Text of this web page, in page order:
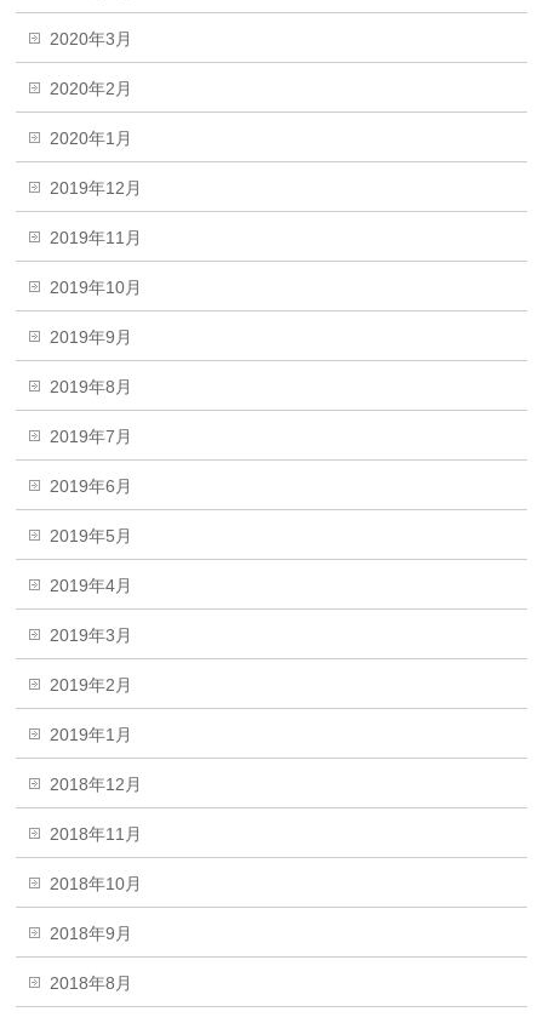
2020年3月
2020年2月
2020年1月
2019年12月
2019年11月
2019年10月
2019年9月
2019年8月
2019年7月
2019年6月
2019年5月
2019年4月
2019年3月
2019年2月
2019年1月
2018年12月
2018年11月
2018年10月
2018年9月
2018年8月